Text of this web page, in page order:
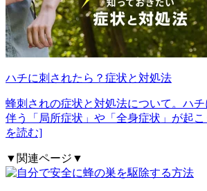
ハチに刺されたら？症状と対処法
蜂刺されの症状と対処法について。ハ
伴う「局所症状」や「全身症状」が起
を読む]
▼関連ページ▼